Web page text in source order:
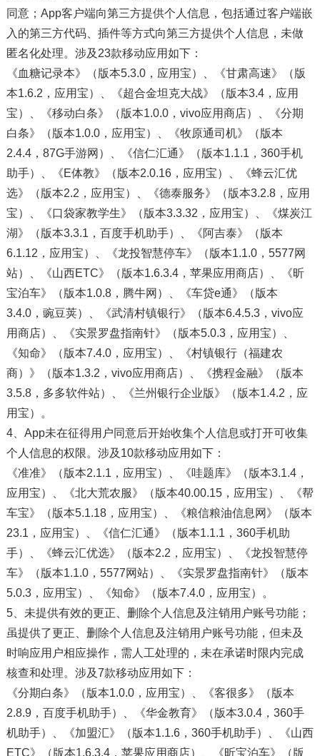
同意；App客户端向第三方提供个人信息，包括通过客户端嵌
入的第三方代码、插件等方式向第三方提供个人信息，未做
匿名化处理。涉及23款移动应用如下：
《血糖记录本》（版本5.3.0，应用宝）、《甘肃高速》（版
本1.6.2，应用宝）、《超合金坦克大战》（版本3.4，应用
宝）、《移动白条》（版本1.0.0，vivo应用商店）、《分期
白条》（版本1.0.0，应用宝）、《牧原通司机》（版本
2.4.4，87G手游网）、《信仁汇通》（版本1.1.1，360手机
助手）、《E体教》（版本2.0.16，应用宝）、《蜂云汇优
选》（版本2.2，应用宝）、《德泰服务》（版本3.2.8，应用
宝）、《口袋家教学生》（版本3.3.32，应用宝）、《煤炭江
湖》（版本3.3.1，百度手机助手）、《阿吉泰》（版本
6.1.12，应用宝）、《龙投智慧停车》（版本1.1.0，5577网
站）、《山西ETC》（版本1.6.3.4，苹果应用商店）、《昕
宝泊车》（版本1.0.8，腾牛网）、《车贷e通》（版本
3.4.0，豌豆荚）、《武清村镇银行》（版本6.4.5.3，vivo应
用商店）、《实景罗盘指南针》（版本5.0.3，应用宝）、
《知命》（版本7.4.0，应用宝）、《村镇银行（福建农
商）》（版本1.3.2，vivo应用商店）、《携程金融》（版本
3.5.8，多多软件站）、《兰州银行企业版》（版本1.4.2，应
用宝）。
4、App未在征得用户同意后开始收集个人信息或打开可收集
个人信息的权限。涉及10款移动应用如下：
《准准》（版本2.1.1，应用宝）、《哇题库》（版本3.1.4，
应用宝）、《北大荒农服》（版本40.00.15，应用宝）、《帮
车宝》（版本5.1.18，应用宝）、《粮信粮油信息网》（版本
23.1，应用宝）、《信仁汇通》（版本1.1.1，360手机助
手）、《蜂云汇优选》（版本2.2，应用宝）、《龙投智慧停
车》（版本1.1.0，5577网站）、《实景罗盘指南针》（版本
5.0.3，应用宝）、《知命》（版本7.4.0，应用宝）。
5、未提供有效的更正、删除个人信息及注销用户账号功能；
虽提供了更正、删除个人信息及注销用户账号功能，但未及
时响应用户相应操作，需人工处理的，未在承诺时限内完成
核查和处理。涉及7款移动应用如下：
《分期白条》（版本1.0.0，应用宝）、《客很多》（版本
2.8.9，百度手机助手）、《华金教育》（版本3.0.4，360手
机助手）、《加盟汇》（版本1.1.6，360手机助手）、《山西
ETC》（版本1.6.3.4，苹果应用商店）、《昕宝泊车》（版